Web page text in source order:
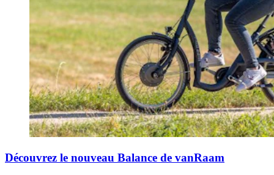
Découvrez le nouveau Balance de vanRaam